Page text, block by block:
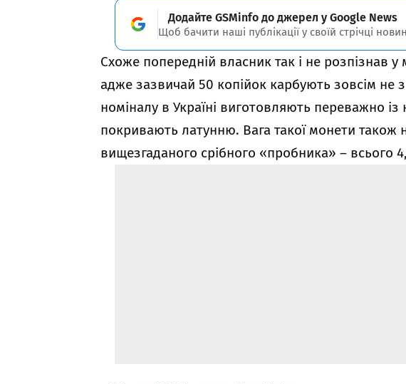
Додайте GSMinfo до джерел у Google News
Щоб бачити наші публікації у своїй стрічці новин
Схоже попередній власник так і не розпізнав у
адже зазвичай 50 копійок карбують зовсім не
номіналу в Україні виготовляють переважно із
покривають латунню. Вага такої монети також
вищезгаданого срібного «пробника» – всього